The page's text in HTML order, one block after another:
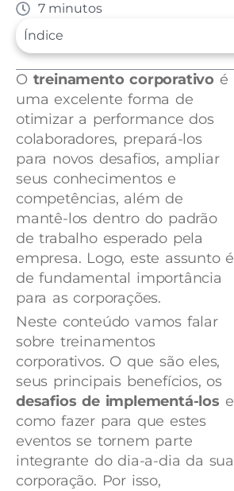
7 minutos
Índice
O treinamento corporativo é
uma excelente forma de
otimizar a performance dos
colaboradores, prepará-los
para novos desafios, ampliar
seus conhecimentos e
competências, além de
mantê-los dentro do padrão
de trabalho esperado pela
empresa. Logo, este assunto é
de fundamental importância
para as corporações.
Neste conteúdo vamos falar
sobre treinamentos
corporativos. O que são eles,
seus principais benefícios, os
desafios de implementá-los e
como fazer para que estes
eventos se tornem parte
integrante do dia-a-dia da sua
corporação. Por isso,